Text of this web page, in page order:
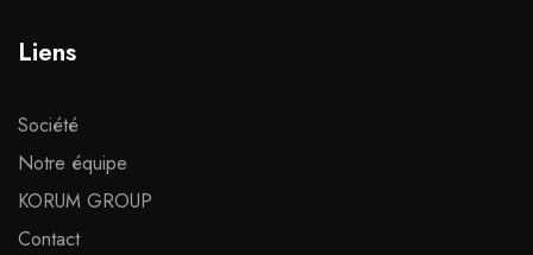
Liens
Société
Notre équipe
KORUM GROUP
Contact